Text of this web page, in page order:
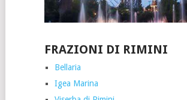
FRAZIONI DI RIMINI
Bellaria
Igea Marina